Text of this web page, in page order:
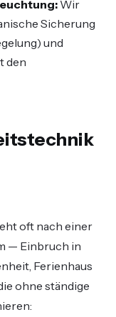
Wir
Sicherung
und
den
oft nach einer
— Einbruch in
Ferienhaus
ohne ständige